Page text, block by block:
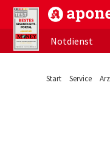
aponet.de -
Notdienst
Start Service